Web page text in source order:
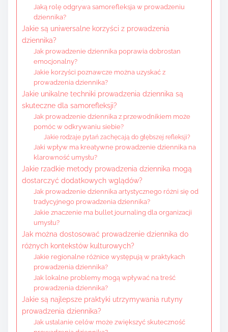
Jaką rolę odgrywa samorefleksja w prowadzeniu
dziennika?
Jakie są uniwersalne korzyści z prowadzenia
dziennika?
Jak prowadzenie dziennika poprawia dobrostan
emocjonalny?
Jakie korzyści poznawcze można uzyskać z
prowadzenia dziennika?
Jakie unikalne techniki prowadzenia dziennika są
skuteczne dla samorefleksji?
Jak prowadzenie dziennika z przewodnikiem może
pomóc w odkrywaniu siebie?
Jakie rodzaje pytań zachęcają do głębszej refleksji?
Jaki wpływ ma kreatywne prowadzenie dziennika na
klarowność umysłu?
Jakie rzadkie metody prowadzenia dziennika mogą
dostarczyć dodatkowych wglądów?
Jak prowadzenie dziennika artystycznego różni się od
tradycyjnego prowadzenia dziennika?
Jakie znaczenie ma bullet journaling dla organizacji
umysłu?
Jak można dostosować prowadzenie dziennika do
różnych kontekstów kulturowych?
Jakie regionalne różnice występują w praktykach
prowadzenia dziennika?
Jak lokalne problemy mogą wpływać na treść
prowadzenia dziennika?
Jakie są najlepsze praktyki utrzymywania rutyny
prowadzenia dziennika?
Jak ustalanie celów może zwiększyć skuteczność